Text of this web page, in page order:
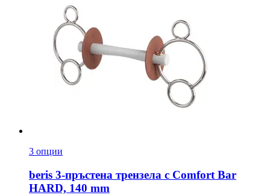
3 опции
beris 3-​пръстена трензела с Comfort Bar
HARD, 140 mm